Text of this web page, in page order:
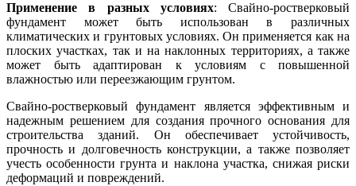
Применение в разных условиях: Свайно-ростверковый
фундамент может быть использован в различных
климатических и грунтовых условиях. Он применяется как на
плоских участках, так и на наклонных территориях, а также
может быть адаптирован к условиям с повышенной
влажностью или переезжающим грунтом.
Свайно-ростверковый фундамент является эффективным и
надежным решением для создания прочного основания для
строительства зданий. Он обеспечивает устойчивость,
прочность и долговечность конструкции, а также позволяет
учесть особенности грунта и наклона участка, снижая риски
деформаций и повреждений.